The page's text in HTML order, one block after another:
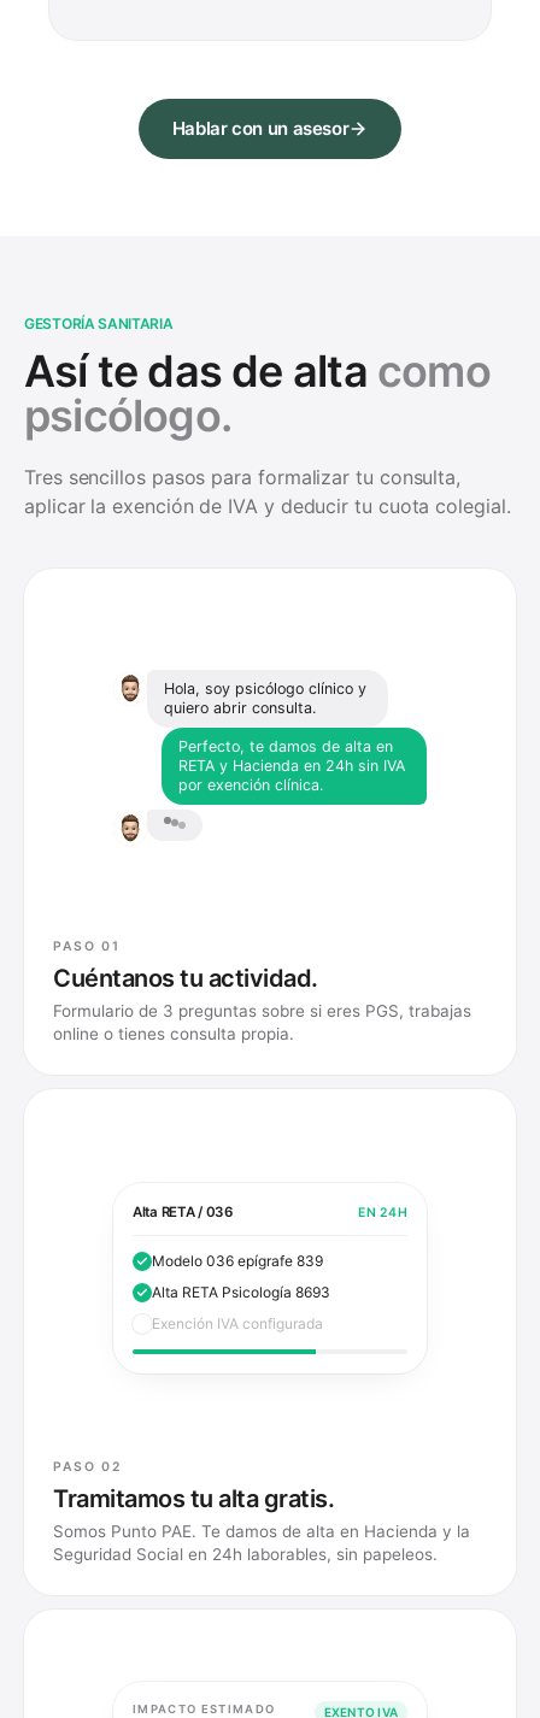
Hablar con un asesor
GESTORÍA SANITARIA
Así te das de alta como
psicólogo.
Tres sencillos pasos para formalizar tu consulta,
aplicar la exención de IVA y deducir tu cuota colegial.
Hola, soy psicólogo clínico y
quiero abrir consulta.
Perfecto, te damos de alta en
RETA y Hacienda en 24h sin IVA
por exención clínica.
PASO 01
Cuéntanos tu actividad.
Formulario de 3 preguntas sobre si eres PGS, trabajas
online o tienes consulta propia.
Alta RETA / 036 EN 24H
Modelo 036 epígrafe 839
Alta RETA Psicología 8693
Exención IVA configurada
PASO 02
Tramitamos tu alta gratis.
Somos Punto PAE. Te damos de alta en Hacienda y la
Seguridad Social en 24h laborables, sin papeleos.
IMPACTO ESTIMADO EXENTO IVA